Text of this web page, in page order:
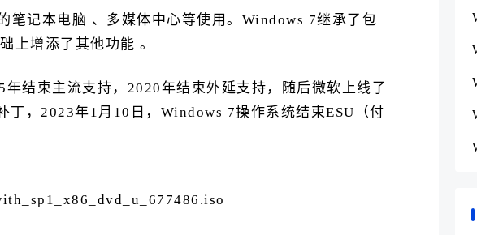
笔记本电脑 、多媒体中心等使用。Windows 7继承了包
上增添了其他功能 。
结束主流支持，2020年结束外延支持，随后微软上线了
丁，2023年1月10日，Windows 7操作系统结束ESU（付